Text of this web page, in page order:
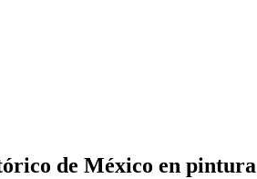
de México en pintura